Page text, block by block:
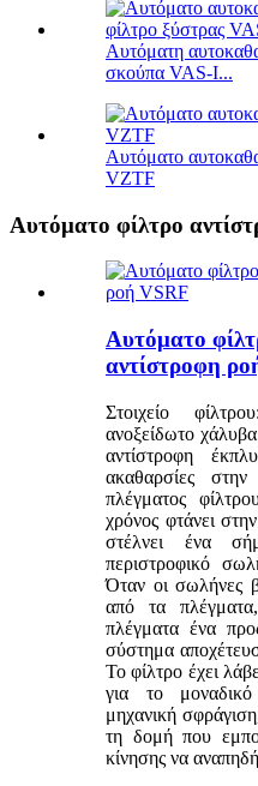
Αυτόματη
σκούπα VAS-I...
Αυτόματο
VZTF
Αυτόματο φίλτρο
Αυτόματο
αντίστροφη
Στοιχείο
ανοξείδωτο
αντίστροφη
ακαθαρσίες
πλέγματος
χρόνος φτάνει
στέλνει ένα
περιστροφικό
Όταν οι σωλήνες
από τα
πλέγματα ένα
σύστημα
Το φίλτρο έχει
για το
μηχανική
τη δομή που
κίνησης να